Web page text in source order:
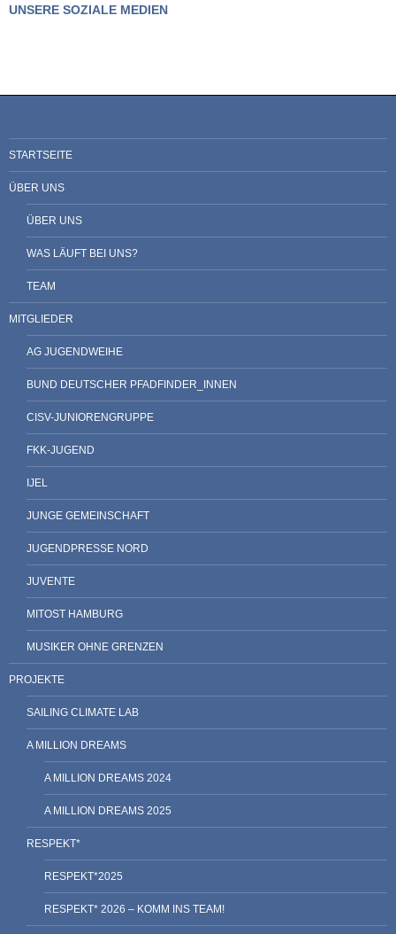
UNSERE SOZIALE MEDIEN
STARTSEITE
ÜBER UNS
ÜBER UNS
WAS LÄUFT BEI UNS?
TEAM
MITGLIEDER
AG JUGENDWEIHE
BUND DEUTSCHER PFADFINDER_INNEN
CISV-JUNIORENGRUPPE
FKK-JUGEND
IJEL
JUNGE GEMEINSCHAFT
JUGENDPRESSE NORD
JUVENTE
MITOST HAMBURG
MUSIKER OHNE GRENZEN
PROJEKTE
SAILING CLIMATE LAB
A MILLION DREAMS
A MILLION DREAMS 2024
A MILLION DREAMS 2025
RESPEKT*
RESPEKT*2025
RESPEKT* 2026 – KOMM INS TEAM!